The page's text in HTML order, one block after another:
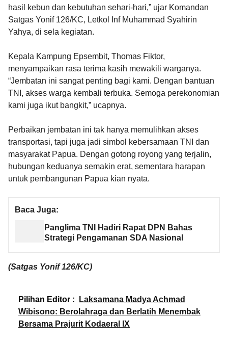
hasil kebun dan kebutuhan sehari-hari,” ujar Komandan
Satgas Yonif 126/KC, Letkol Inf Muhammad Syahirin
Yahya, di sela kegiatan.
Kepala Kampung Epsembit, Thomas Fiktor,
menyampaikan rasa terima kasih mewakili warganya.
“Jembatan ini sangat penting bagi kami. Dengan bantuan
TNI, akses warga kembali terbuka. Semoga perekonomian
kami juga ikut bangkit,” ucapnya.
Perbaikan jembatan ini tak hanya memulihkan akses
transportasi, tapi juga jadi simbol kebersamaan TNI dan
masyarakat Papua. Dengan gotong royong yang terjalin,
hubungan keduanya semakin erat, sementara harapan
untuk pembangunan Papua kian nyata.
Baca Juga:
Panglima TNI Hadiri Rapat DPN Bahas
Strategi Pengamanan SDA Nasional
(Satgas Yonif 126/KC)
Pilihan Editor :
Laksamana Madya Achmad
Wibisono: Berolahraga dan Berlatih Menembak
Bersama Prajurit Kodaeral IX